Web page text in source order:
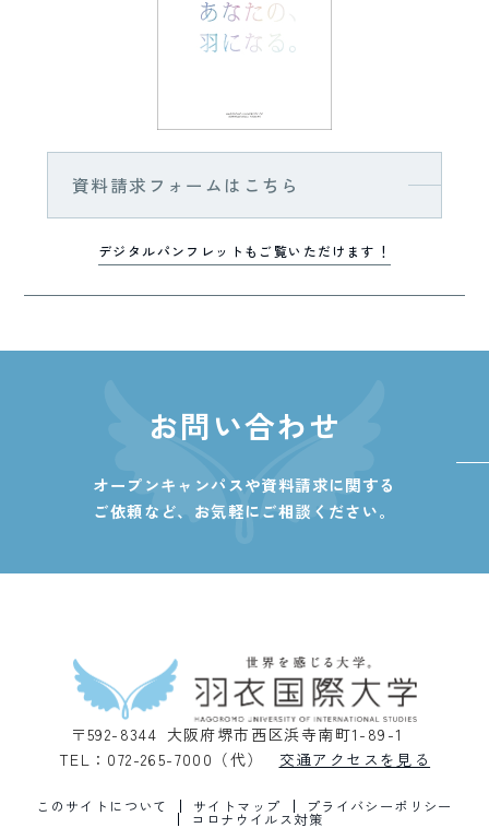
資料請求フォームはこちら
デジタルパンフレットもご覧いただけます！
お問い合わせ
オープンキャンパスや資料請求に関する
ご依頼など、 お気軽にご相談ください。
〒592-8344 大阪府堺市西区浜寺南町1-89-1
TEL：072-265-7000（代）
交通アクセスを見る
このサイトについて サイトマップ プライバシーポリシー
コロナウイルス対策